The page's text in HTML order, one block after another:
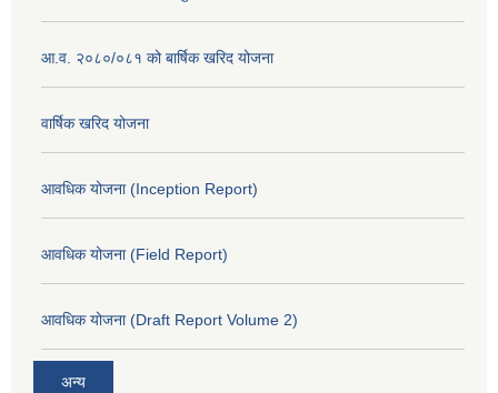
आ.व. २०८०/०८१ को बार्षिक खरिद योजना
वार्षिक खरिद योजना
आवधिक योजना (Inception Report)
आवधिक योजना (Field Report)
आवधिक योजना (Draft Report Volume 2)
अन्य